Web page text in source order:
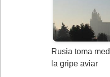
Rusia toma
la gripe aviar